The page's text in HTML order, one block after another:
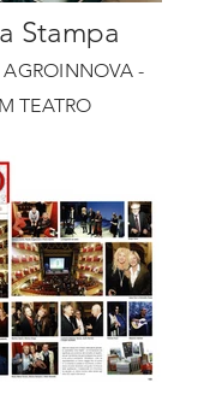
Stampa
-
TEATRO